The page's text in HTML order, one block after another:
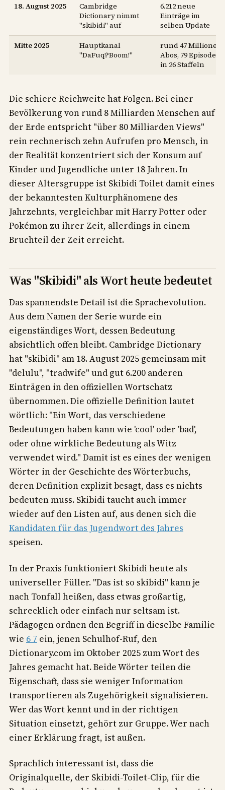
18. August 2025
Cambridge
Dictionary nimmt
"skibidi" auf
6.212 neue
Einträge im
selben Update
Mitte 2025
Hauptkanal
"DaFuq!?Boom!"
rund 47 Millionen
Abos, 79 Episoden
in 26 Staffeln
Die schiere Reichweite hat Folgen. Bei einer
Bevölkerung von rund 8 Milliarden Menschen auf
der Erde entspricht "über 80 Milliarden Views"
rein rechnerisch zehn Aufrufen pro Mensch, in
der Realität konzentriert sich der Konsum auf
Kinder und Jugendliche unter 18 Jahren. In
dieser Altersgruppe ist Skibidi Toilet damit eines
der bekanntesten Kulturphänomene des
Jahrzehnts, vergleichbar mit Harry Potter oder
Pokémon zu ihrer Zeit, allerdings in einem
Bruchteil der Zeit erreicht.
Was "Skibidi" als Wort heute bedeutet
Das spannendste Detail ist die Sprachevolution.
Aus dem Namen der Serie wurde ein
eigenständiges Wort, dessen Bedeutung
absichtlich offen bleibt. Cambridge Dictionary
hat "skibidi" am 18. August 2025 gemeinsam mit
"delulu", "tradwife" und gut 6.200 anderen
Einträgen in den offiziellen Wortschatz
übernommen. Die offizielle Definition lautet
wörtlich: "Ein Wort, das verschiedene
Bedeutungen haben kann wie 'cool' oder 'bad',
oder ohne wirkliche Bedeutung als Witz
verwendet wird." Damit ist es eines der wenigen
Wörter in der Geschichte des Wörterbuchs,
deren Definition explizit besagt, dass es nichts
bedeuten muss. Skibidi taucht auch immer
wieder auf den Listen auf, aus denen sich die
Kandidaten für das Jugendwort des Jahres
speisen.
In der Praxis funktioniert Skibidi heute als
universeller Füller. "Das ist so skibidi" kann je
nach Tonfall heißen, dass etwas großartig,
schrecklich oder einfach nur seltsam ist.
Pädagogen ordnen den Begriff in dieselbe Familie
wie 6 7 ein, jenen Schulhof-Ruf, den
Dictionary.com im Oktober 2025 zum Wort des
Jahres gemacht hat. Beide Wörter teilen die
Eigenschaft, dass sie weniger Information
transportieren als Zugehörigkeit signalisieren.
Wer das Wort kennt und in der richtigen
Situation einsetzt, gehört zur Gruppe. Wer nach
einer Erklärung fragt, ist außen.
Sprachlich interessant ist, dass die
Originalquelle, der Skibidi-Toilet-Clip, für die